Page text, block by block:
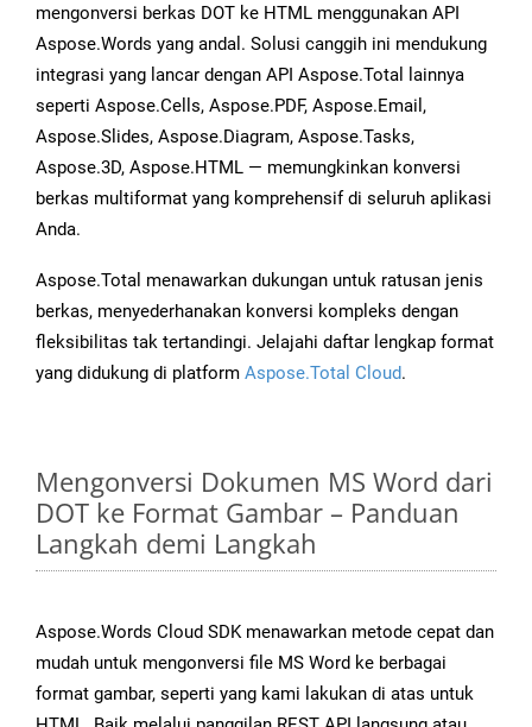
mengonversi berkas DOT ke HTML menggunakan API
Aspose.Words yang andal. Solusi canggih ini mendukung
integrasi yang lancar dengan API Aspose.Total lainnya
seperti Aspose.Cells, Aspose.PDF, Aspose.Email,
Aspose.Slides, Aspose.Diagram, Aspose.Tasks,
Aspose.3D, Aspose.HTML — memungkinkan konversi
berkas multiformat yang komprehensif di seluruh aplikasi
Anda.
Aspose.Total menawarkan dukungan untuk ratusan jenis
berkas, menyederhanakan konversi kompleks dengan
fleksibilitas tak tertandingi. Jelajahi daftar lengkap format
yang didukung di platform Aspose.Total Cloud.
Mengonversi Dokumen MS Word dari
DOT ke Format Gambar – Panduan
Langkah demi Langkah
Aspose.Words Cloud SDK menawarkan metode cepat dan
mudah untuk mengonversi file MS Word ke berbagai
format gambar, seperti yang kami lakukan di atas untuk